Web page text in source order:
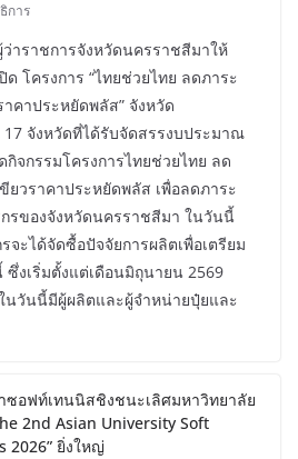
การ
าราชการจังหวัดนครราชสีมาให้
ด โครงการ “ไทยช่วยไทย ลดภาระ
คาประหยัดพลัส” จังหวัด
จังหวัดที่ได้รับจัดสรรงบประมาณ
จกรรมโครงการไทยช่วยไทย ลด
ยวราคาประหยัดพลัส เพื่อลดภาระ
รของจังหวัดนครราชสีมา ในวันนี้
จะได้จัดซื้อปัจจัยการผลิตเพื่อเตรียม
ซึ่งเริ่มตั้งแต่เดือนมิถุนายน 2569
นวันนี้มีผู้ผลิตและผู้จำหน่ายปุ๋ยและ
ซอฟท์เทนนิสชิงชนะเลิศมหาวิทยาลัย
2nd Asian University Soft
2026” ยิ่งใหญ่